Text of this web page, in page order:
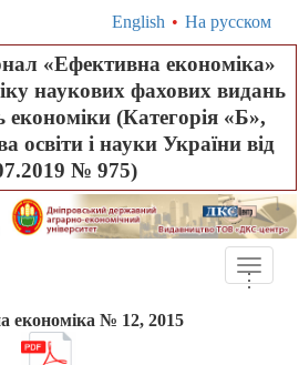
English • На русском
«Ефективна економіка»
наукових фахових видань
економіки (Категорія «Б»,
освіти і науки України від
№ 975)
Toggle
...
економіка № 12, 2015